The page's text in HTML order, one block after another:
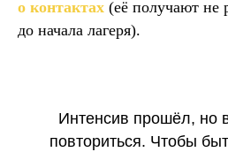
о контактах (её получают не
до начала лагеря).
Интенсив прошёл, но
повториться. Чтобы